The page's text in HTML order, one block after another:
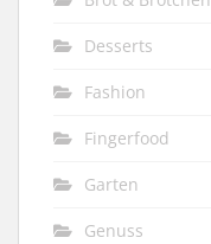
Desserts
Fashion
Fingerfood
Garten
Genuss